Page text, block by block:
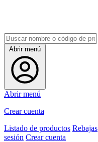
Abrir menú
Abrir menú
Crear cuenta
Listado de productos Rebajas
sesión Crear cuenta